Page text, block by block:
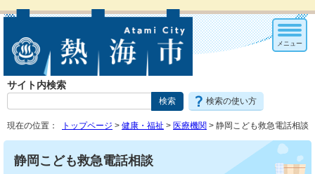
サイト内検索
検索の使い方
メニュー
現在の位置： トップページ > 健康・福祉 > 医療機関 > 静岡こども救急電話相談
静岡こども救急電話相談